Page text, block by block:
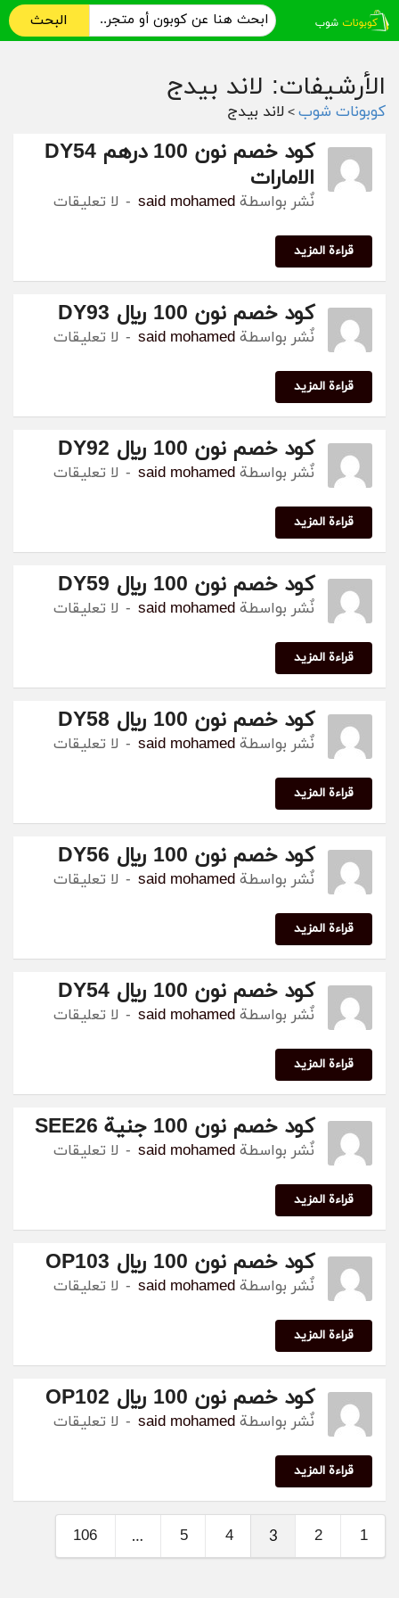
البحث
الأرشيفات: لاند بيدج
كوبونات شوب > لاند بيدج
كود خصم نون 100 درهم DY54
الامارات
نٌشر بواسطة said mohamed لا تعليقات
قراءة المزيد
كود خصم نون 100 ريال DY93
نٌشر بواسطة said mohamed لا تعليقات
قراءة المزيد
كود خصم نون 100 ريال DY92
نٌشر بواسطة said mohamed لا تعليقات
قراءة المزيد
كود خصم نون 100 ريال DY59
نٌشر بواسطة said mohamed لا تعليقات
قراءة المزيد
كود خصم نون 100 ريال DY58
نٌشر بواسطة said mohamed لا تعليقات
قراءة المزيد
كود خصم نون 100 ريال DY56
نٌشر بواسطة said mohamed لا تعليقات
قراءة المزيد
كود خصم نون 100 ريال DY54
نٌشر بواسطة said mohamed لا تعليقات
قراءة المزيد
كود خصم نون 100 جنية SEE26
نٌشر بواسطة said mohamed لا تعليقات
قراءة المزيد
كود خصم نون 100 ريال OP103
نٌشر بواسطة said mohamed لا تعليقات
قراءة المزيد
كود خصم نون 100 ريال OP102
نٌشر بواسطة said mohamed لا تعليقات
قراءة المزيد
1
2
3
4
5
…
106